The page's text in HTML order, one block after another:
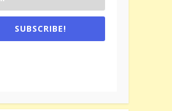
SUBSCRIBE!